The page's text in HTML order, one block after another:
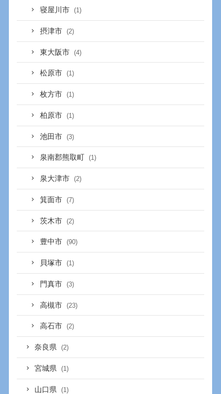
寝屋川市 (1)
摂津市 (2)
東大阪市 (4)
松原市 (1)
枚方市 (1)
柏原市 (1)
池田市 (3)
泉南郡熊取町 (1)
泉大津市 (2)
箕面市 (7)
茨木市 (2)
豊中市 (90)
貝塚市 (1)
門真市 (3)
高槻市 (23)
高石市 (2)
奈良県 (2)
宮城県 (1)
山口県 (1)